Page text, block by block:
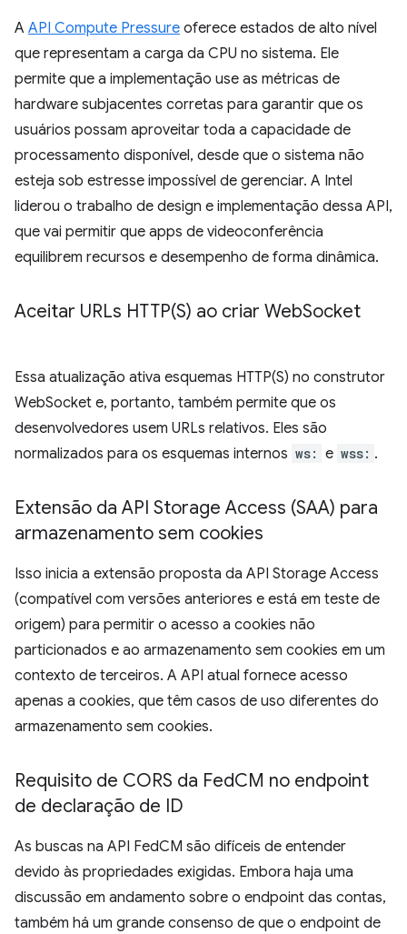
A API Compute Pressure oferece estados de alto nível
que representam a carga da CPU no sistema. Ele
permite que a implementação use as métricas de
hardware subjacentes corretas para garantir que os
usuários possam aproveitar toda a capacidade de
processamento disponível, desde que o sistema não
esteja sob estresse impossível de gerenciar. A Intel
liderou o trabalho de design e implementação dessa API,
que vai permitir que apps de videoconferência
equilibrem recursos e desempenho de forma dinâmica.
Aceitar URLs HTTP(S) ao criar WebSocket
Essa atualização ativa esquemas HTTP(S) no construtor
WebSocket e, portanto, também permite que os
desenvolvedores usem URLs relativos. Eles são
normalizados para os esquemas internos ws: e wss: .
Extensão da API Storage Access (SAA) para
armazenamento sem cookies
Isso inicia a extensão proposta da API Storage Access
(compatível com versões anteriores e está em teste de
origem) para permitir o acesso a cookies não
particionados e ao armazenamento sem cookies em um
contexto de terceiros. A API atual fornece acesso
apenas a cookies, que têm casos de uso diferentes do
armazenamento sem cookies.
Requisito de CORS da FedCM no endpoint
de declaração de ID
As buscas na API FedCM são difíceis de entender
devido às propriedades exigidas. Embora haja uma
discussão em andamento sobre o endpoint das contas,
também há um grande consenso de que o endpoint de